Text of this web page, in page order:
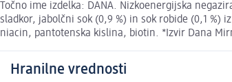
Točno ime izdelka: DANA. Nizkoenergijska
sladkor, jabolčni sok (0,9 %) in sok robide (0,1
niacin, pantotenska kislina, biotin. *Izvir Dana
Hranilne vrednosti